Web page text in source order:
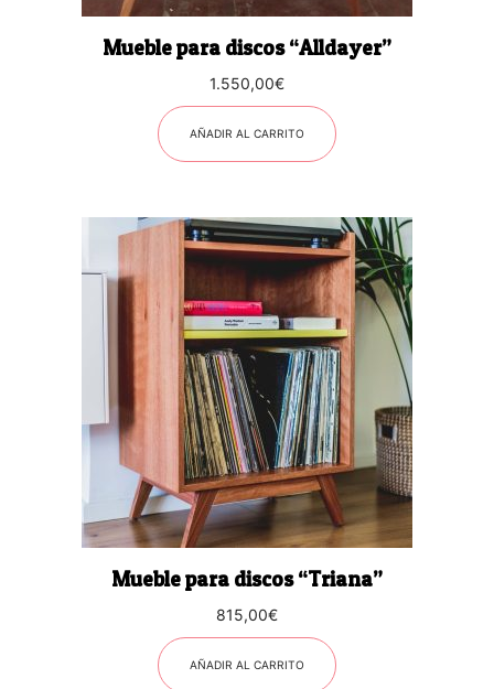
Mueble para discos “Alldayer”
1.550,00€
AÑADIR AL CARRITO
Mueble para discos “Triana”
815,00€
AÑADIR AL CARRITO